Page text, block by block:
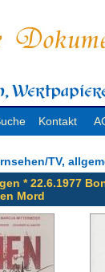
Kontakt
TV,
* 22.6.1977
Mord